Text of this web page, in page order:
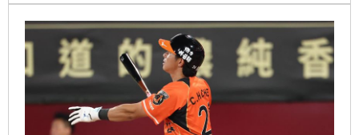
Matsukawa）蒞臨台南亞太成棒主球場擔任開球嘉
賓，為2026年「第一次心動」女孩主題日率先揭開序
幕，開出漂亮好球。